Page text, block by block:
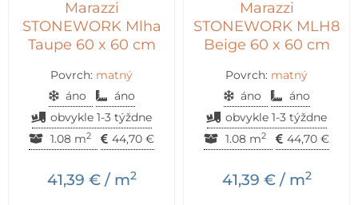
Marazzi
STONEWORK Mlha
Taupe 60 x 60 cm
Povrch: matný
áno
áno
obvykle 1-3 týždne
1.08 m2 44,70 €
41,39 €/ m2
Marazzi
STONEWORK MLH8
Beige 60 x 60 cm
Povrch: matný
áno
áno
obvykle 1-3 týždne
1.08 m2 44,70 €
41,39 €/ m2